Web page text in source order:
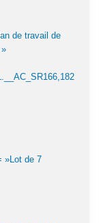
de travail de
»Lot de 7